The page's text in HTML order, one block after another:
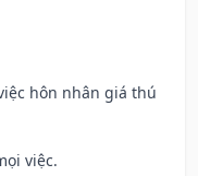
hôn nhân giá thú
việc.